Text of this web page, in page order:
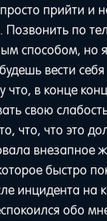
прийти и
Позвонить по
способом, но
вести себя
что, в конце
свою
что, что это
внезапное
быстро
инцидента на
обо